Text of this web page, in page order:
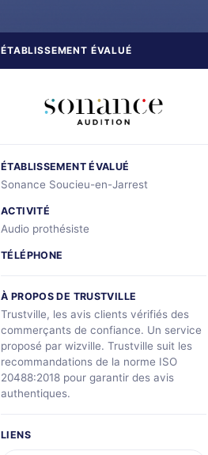
ÉTABLISSEMENT ÉVALUÉ
ÉTABLISSEMENT ÉVALUÉ
Sonance Soucieu-en-Jarrest
ACTIVITÉ
Audio prothésiste
TÉLÉPHONE
À PROPOS DE TRUSTVILLE
Trustville, les avis clients vérifiés des
commerçants de confiance. Un service
proposé par wizville. Trustville suit les
recommandations de la norme ISO
20488:2018 pour garantir des avis
authentiques.
LIENS